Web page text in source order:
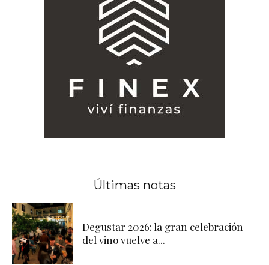
Últimas notas
Degustar 2026: la gran celebración
del vino vuelve a...